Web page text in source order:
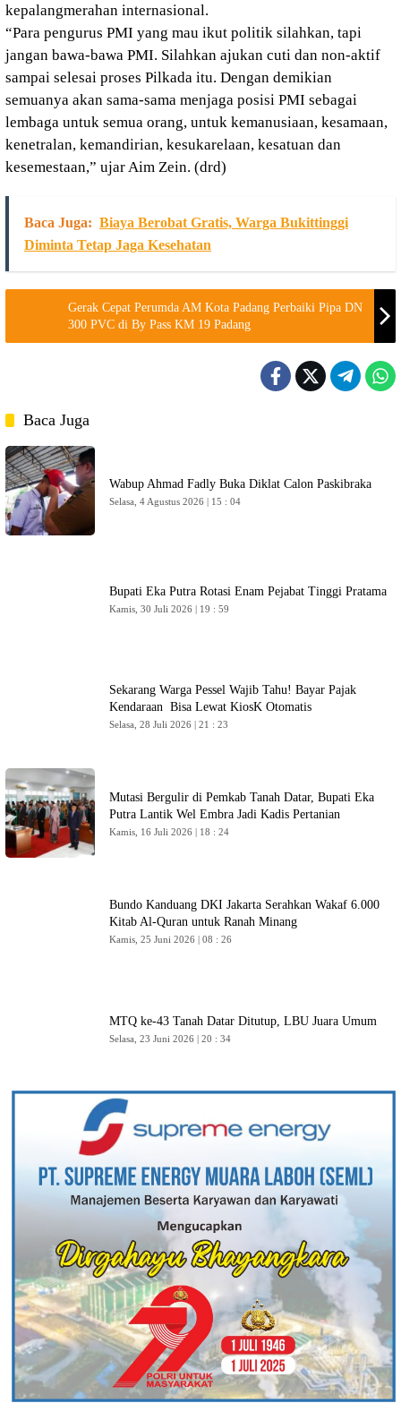
kepalangmerahan internasional.
“Para pengurus PMI yang mau ikut politik silahkan, tapi
jangan bawa-bawa PMI. Silahkan ajukan cuti dan non-aktif
sampai selesai proses Pilkada itu. Dengan demikian
semuanya akan sama-sama menjaga posisi PMI sebagai
lembaga untuk semua orang, untuk kemanusiaan, kesamaan,
kenetralan, kemandirian, kesukarelaan, kesatuan dan
kesemestaan,” ujar Aim Zein. (drd)
Baca Juga: Biaya Berobat Gratis, Warga Bukittinggi
Diminta Tetap Jaga Kesehatan
Gerak Cepat Perumda AM Kota Padang Perbaiki Pipa DN
300 PVC di By Pass KM 19 Padang
Baca Juga
Wabup Ahmad Fadly Buka Diklat Calon Paskibraka
Selasa, 4 Agustus 2026 | 15 : 04
Bupati Eka Putra Rotasi Enam Pejabat Tinggi Pratama
Kamis, 30 Juli 2026 | 19 : 59
Sekarang Warga Pessel Wajib Tahu! Bayar Pajak
Kendaraan Bisa Lewat KiosK Otomatis
Selasa, 28 Juli 2026 | 21 : 23
Mutasi Bergulir di Pemkab Tanah Datar, Bupati Eka
Putra Lantik Wel Embra Jadi Kadis Pertanian
Kamis, 16 Juli 2026 | 18 : 24
Bundo Kanduang DKI Jakarta Serahkan Wakaf 6.000
Kitab Al-Quran untuk Ranah Minang
Kamis, 25 Juni 2026 | 08 : 26
MTQ ke-43 Tanah Datar Ditutup, LBU Juara Umum
Selasa, 23 Juni 2026 | 20 : 34